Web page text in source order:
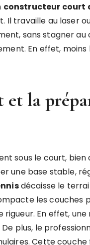
constructeur court
Il travaille au laser
sans stagner
En effet,
et la
sous le court,
une base stable,
décaisse le
les
En effet, une
plus, le
Cette couche